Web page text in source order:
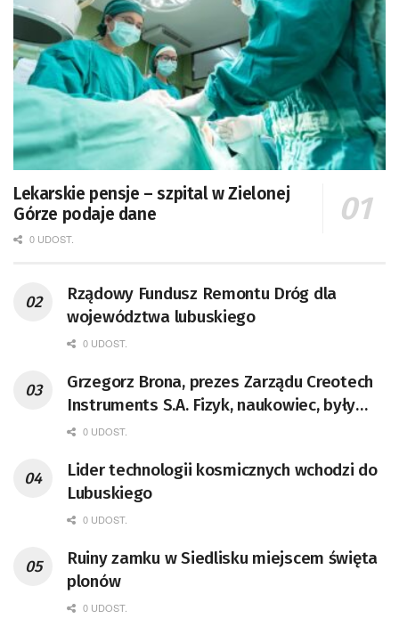
Lekarskie pensje – szpital w Zielonej
Górze podaje dane
0 UDOST.
Rządowy Fundusz Remontu Dróg dla
województwa lubuskiego
0 UDOST.
Grzegorz Brona, prezes Zarządu Creotech
Instruments S.A. Fizyk, naukowiec, były
pracownik CERN w Genewie,
doktor habilitowany nauk fizycznych,
koordynator Rady Sektorowej ds.
Kompetencji Przemysłu Lotniczo-
Badań Kosmicznych i Satelitarnych PAN.
0 UDOST.
Lider technologii kosmicznych wchodzi do
Lubuskiego
0 UDOST.
Ruiny zamku w Siedlisku miejscem święta
plonów
0 UDOST.